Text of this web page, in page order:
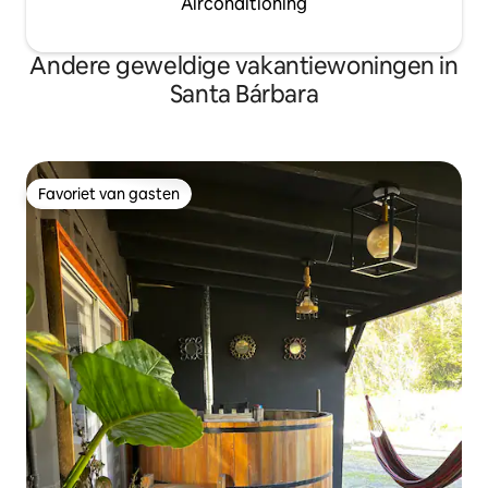
Andere geweldige vakantiewoningen in
Santa Bárbara
Favoriet van gasten
Favoriet van gasten